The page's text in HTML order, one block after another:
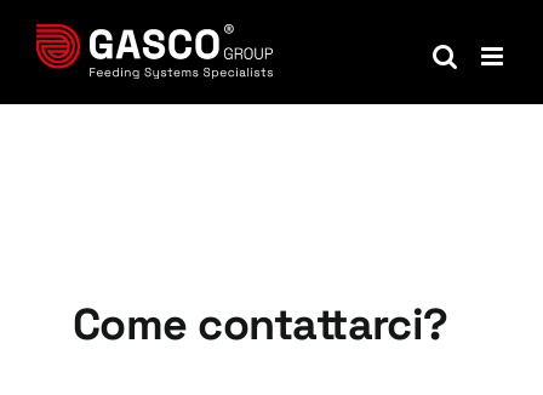
contenuto
Come contattarci?